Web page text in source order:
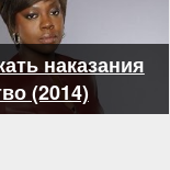
наказания
(2014)